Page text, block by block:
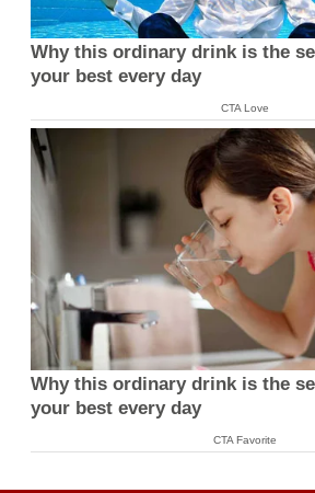
Why this ordinary drink is the
your best every day
CTA Love
Why this ordinary drink is the
your best every day
CTA Favorite